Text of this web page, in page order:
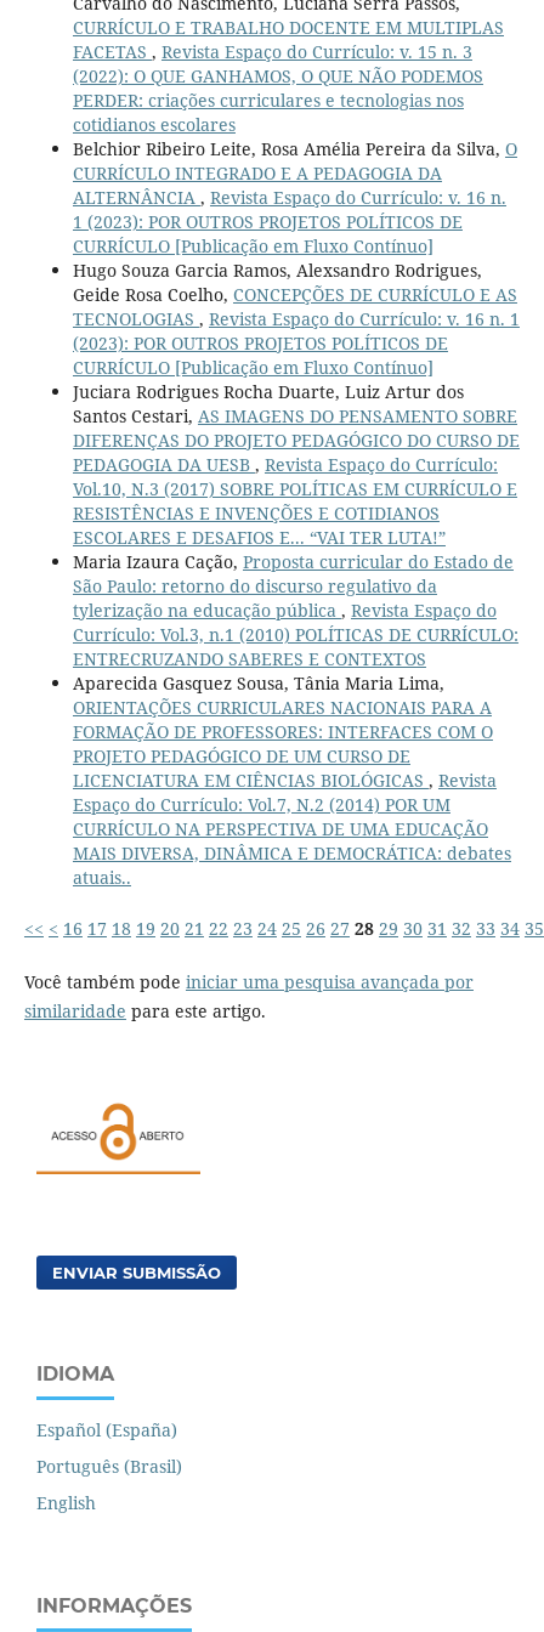
CURRÍCULO E TRABALHO DOCENTE EM MULTIPLAS
FACETAS , Revista Espaço do Currículo: v. 15 n. 3
(2022): O QUE GANHAMOS, O QUE NÃO PODEMOS
PERDER: criações curriculares e tecnologias nos
cotidianos escolares
Belchior Ribeiro Leite, Rosa Amélia Pereira da Silva, O
CURRÍCULO INTEGRADO E A PEDAGOGIA DA
ALTERNÂNCIA , Revista Espaço do Currículo: v. 16 n.
1 (2023): POR OUTROS PROJETOS POLÍTICOS DE
CURRÍCULO [Publicação em Fluxo Contínuo]
Hugo Souza Garcia Ramos, Alexsandro Rodrigues,
Geide Rosa Coelho, CONCEPÇÕES DE CURRÍCULO E AS
TECNOLOGIAS , Revista Espaço do Currículo: v. 16 n. 1
(2023): POR OUTROS PROJETOS POLÍTICOS DE
CURRÍCULO [Publicação em Fluxo Contínuo]
Juciara Rodrigues Rocha Duarte, Luiz Artur dos
Santos Cestari, AS IMAGENS DO PENSAMENTO SOBRE
DIFERENÇAS DO PROJETO PEDAGÓGICO DO CURSO DE
PEDAGOGIA DA UESB , Revista Espaço do Currículo:
Vol.10, N.3 (2017) SOBRE POLÍTICAS EM CURRÍCULO E
RESISTÊNCIAS E INVENÇÕES E COTIDIANOS
ESCOLARES E DESAFIOS E... “VAI TER LUTA!”
Maria Izaura Cação, Proposta curricular do Estado de
São Paulo: retorno do discurso regulativo da
tylerização na educação pública , Revista Espaço do
Currículo: Vol.3, n.1 (2010) POLÍTICAS DE CURRÍCULO:
ENTRECRUZANDO SABERES E CONTEXTOS
Aparecida Gasquez Sousa, Tânia Maria Lima,
ORIENTAÇÕES CURRICULARES NACIONAIS PARA A
FORMAÇÃO DE PROFESSORES: INTERFACES COM O
PROJETO PEDAGÓGICO DE UM CURSO DE
LICENCIATURA EM CIÊNCIAS BIOLÓGICAS , Revista
Espaço do Currículo: Vol.7, N.2 (2014) POR UM
CURRÍCULO NA PERSPECTIVA DE UMA EDUCAÇÃO
MAIS DIVERSA, DINÂMICA E DEMOCRÁTICA: debates
atuais..
<< < 16 17 18 19 20 21 22 23 24 25 26 27 28 29 30 31 32 33 34 35
Você também pode iniciar uma pesquisa avançada por
similaridade para este artigo.
ENVIAR SUBMISSÃO
IDIOMA
Español (España)
Português (Brasil)
English
INFORMAÇÕES